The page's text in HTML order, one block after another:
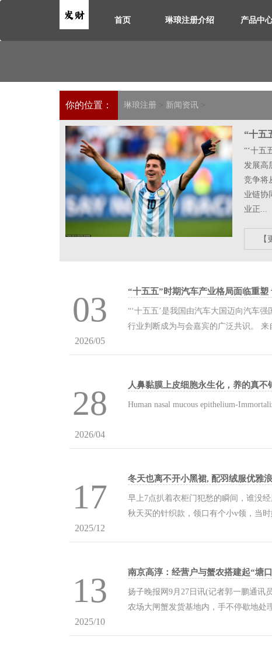
首页 琳琅注册介绍 产品中
你的位置： 琳琅注册 > 新闻资讯 >
“十五
“‘十五
发展高
竞争将
业链协
业正...
【
03
2026/05
“十五五”时期汽车产业格局面临重
“‘十五五’是我国由汽车大国迈向汽车
行业判断成为与会嘉宾的广泛共识。
化。单纯依靠价格战已难以为继，行业
28
2026/04
人鼻黏膜上皮细胞永生化，养的真不
Human nasal mucous epithelium-
17
2025/12
冬天也离不开小黑裙, 配羽绒服优雅
早上7点扒着衣柜门犯愁的瞬间，谁没
秋天买的针织款，领口有个小v领，当
羽绒服不是只能配毛衣+牛仔裤，小黑
13
2025/10
南京高淳：经营户与蟹农搭建起“塘
扬子晚报网9月27日讯(记者郭一鹏通讯
农场大闸蟹发货基地内，手不停歇地处
按规格分框，一边笑着说：“今年水好